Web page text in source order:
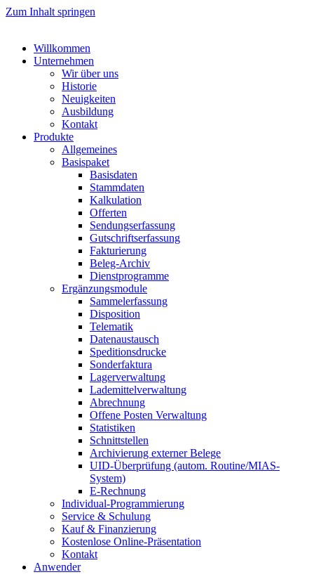
Zum Inhalt springen
Willkommen
Unternehmen
Wir über uns
Historie
Neuigkeiten
Ausbildung
Kontakt
Produkte
Allgemeines
Basispaket
Basisdaten
Stammdaten
Kalkulation
Offerten
Sendungserfassung
Gutschriftserfassung
Fakturierung
Beleg-Archiv
Dienstprogramme
Ergänzungsmodule
Sammelerfassung
Disposition
Telematik
Datenaustausch
Speditionsdrucke
Sonderfaktura
Lagerverwaltung
Lademittelverwaltung
Abrechnung
Offene Posten Verwaltung
Statistiken
Schnittstellen
Archivierung externer Belege
UID-Überprüfung (autom. Routine/MIAS-
System)
E-Rechnung
Individual-Programmierung
Service & Schulung
Kauf & Finanzierung
Kostenlose Online-Präsentation
Kontakt
Anwender